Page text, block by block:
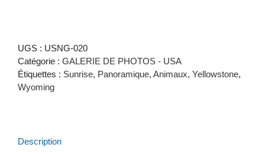
(panoramique)
-
YELLOWSTONE,
WYOMING
UGS : USNG-020
Catégorie : GALERIE DE PHOTOS - USA
Étiquettes : Sunrise, Panoramique, Animaux, Yellowstone,
Wyoming
Description